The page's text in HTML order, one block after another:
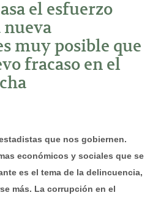
el esfuerzo
muy posible que
fracaso en el
que nos gobiernen.
económicos y sociales que se
es el tema de la delincuencia,
más. La corrupción en el